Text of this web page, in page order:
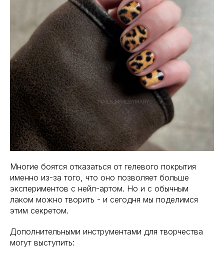
Многие боятся отказаться от гелевого покрытия
именно из-за того, что оно позволяет больше
экспериментов с нейл-артом. Но и с обычным
лаком можно творить - и сегодня мы поделимся
этим секретом.
Дополнительными инструментами для творчества
могут выступить: